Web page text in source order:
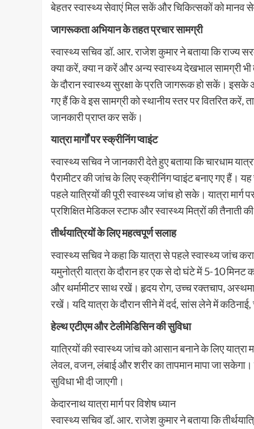
बेहतर स्वास्थ्य सेवाएं मिल सकें और चिकित्सकों को मानव
जागरूकता अभियान के तहत प्रचार सामग्री
स्वास्थ्य सचिव डॉ. आर. राजेश कुमार ने बताया कि राज्य
क्या करें, क्या न करें और अन्य स्वास्थ्य देखभाल सामग्री भी
के दौरान स्वास्थ्य सुरक्षा के प्रति जागरूक हो सकें। इसके
गए हैं कि वे इस सामग्री को स्थानीय स्तर पर वितरित करें,
जानकारी प्राप्त कर सकें।
यात्रा मार्गों पर स्क्रीनिंग प्वाइंट
स्वास्थ्य सचिव ने जानकारी देते हुए बताया कि चारधाम
पैरामीटर की जांच के लिए स्क्रीनिंग प्वाइंट बनाए गए हैं।
पहले यात्रियों की पूरी स्वास्थ्य जांच हो सके। यात्रा
प्रशिक्षित मेडिकल स्टाफ और स्वास्थ्य मित्रों की तैनाती
तीर्थयात्रियों के लिए महत्वपूर्ण सलाह
स्वास्थ्य सचिव ने कहा कि यात्रा से पहले स्वास्थ्य जांच
यमुनोत्री यात्रा के दौरान हर एक से दो घंटे में 5-10 मिनट
और थर्मामीटर साथ रखें। हृदय रोग, उच्च रक्तचाप,
रखें। यदि यात्रा के दौरान सीने में दर्द, सांस लेने में
हेल्थ एटीएम और टेलीमेडिसिन की सुविधा
यात्रियों की स्वास्थ्य जांच को आसान बनाने के लिए
लेवल, वजन, लंबाई और शरीर का तापमान मापा जा सकेगा।
सुविधा भी दी जाएगी।
केदारनाथ यात्रा मार्ग पर विशेष ध्यान
स्वास्थ्य सचिव डॉ. आर. राजेश कुमार ने बताया कि